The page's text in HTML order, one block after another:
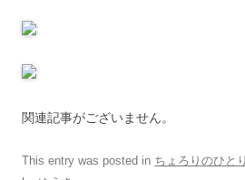
関連記事がございません。
This entry was posted in ちょろりのひと